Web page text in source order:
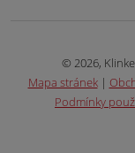
© 2026,
Mapa stránek|
Podmínky